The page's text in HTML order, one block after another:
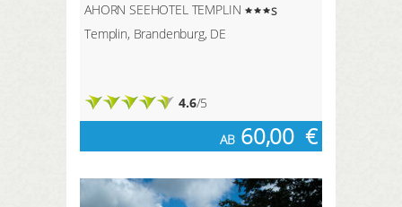
AHORN SEEHOTEL TEMPLIN
s
Templin, Brandenburg, DE
4.6/5
AB 60,00 €